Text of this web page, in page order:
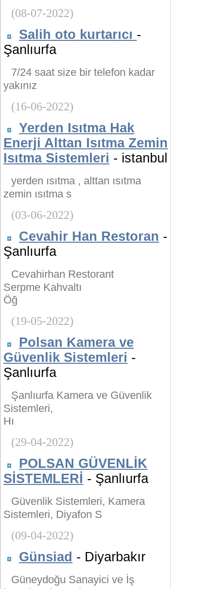
(08-07-2022)
Salih oto kurtarıcı -
Şanlıurfa
7/24 saat size bir telefon kadar
yakınız
(16-06-2022)
Yerden Isıtma Hak
Enerji Alttan Isıtma Zemin
Isıtma Sistemleri - istanbul
yerden ısıtma , alttan ısıtma
zemin ısıtma s
(03-06-2022)
Cevahir Han Restoran -
Şanlıurfa
Cevahirhan Restorant
Serpme Kahvaltı
Öğ
(19-05-2022)
Polsan Kamera ve
Güvenlik Sistemleri -
Şanlıurfa
Şanlıurfa Kamera ve Güvenlik
Sistemleri,
Hı
(29-04-2022)
POLSAN GÜVENLİK
SİSTEMLERİ - Şanlıurfa
Güvenlik Sistemleri, Kamera
Sistemleri, Diyafon S
(09-04-2022)
Günsiad - Diyarbakır
Güneydoğu Sanayici ve İş